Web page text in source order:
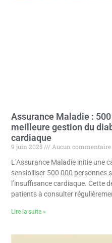
Assurance Maladie :
meilleure gestion du
cardiaque
9 juin 2025
Aucun commentaire
L’Assurance Maladie initie une
sensibiliser 500 000 personnes
l’insuffisance cardiaque. Cette
patients à consulter
Lire la suite »